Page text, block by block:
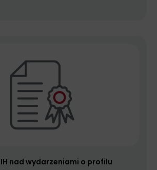
nad wydarzeniami o profilu